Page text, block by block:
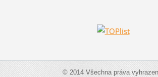
© 2014 Všechna práva